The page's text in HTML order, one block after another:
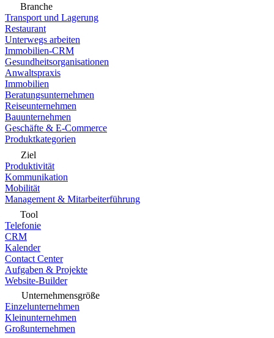
Branche
Transport und Lagerung
Restaurant
Unterwegs arbeiten
Immobilien-CRM
Gesundheitsorganisationen
Anwaltspraxis
Immobilien
Beratungsunternehmen
Reiseunternehmen
Bauunternehmen
Geschäfte & E-Commerce
Produktkategorien
Ziel
Produktivität
Kommunikation
Mobilität
Management & Mitarbeiterführung
Tool
Telefonie
CRM
Kalender
Contact Center
Aufgaben & Projekte
Website-Builder
Unternehmensgröße
Einzelunternehmen
Kleinunternehmen
Großunternehmen